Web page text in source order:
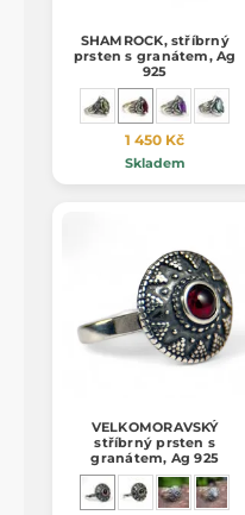
SHAMROCK, stříbrný
prsten s granátem, Ag
925
1 450 Kč
Skladem
VELKOMORAVSKÝ
stříbrný prsten s
granátem, Ag 925